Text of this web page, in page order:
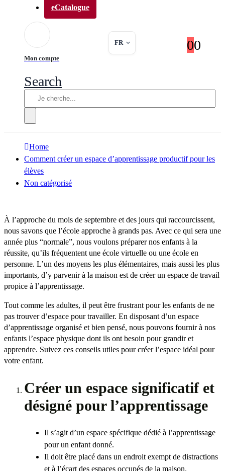
eCatalogue
Mon compte
FR 00
Search
Home
Comment créer un espace d’apprentissage productif pour les
élèves
Non catégorisé
À l’approche du mois de septembre et des jours qui raccourcissent,
nous savons que l’école approche à grands pas. Avec ce qui sera une
année plus “normale”, nous voulons préparer nos enfants à la
réussite, qu’ils fréquentent une école virtuelle ou une école en
personne. L’un des moyens les plus élémentaires, mais aussi les plus
importants, d’y parvenir à la maison est de créer un espace de travail
propice à l’apprentissage.
Tout comme les adultes, il peut être frustrant pour les enfants de ne
pas trouver d’espace pour travailler. En disposant d’un espace
d’apprentissage organisé et bien pensé, nous pouvons fournir à nos
enfants l’espace physique dont ils ont besoin pour grandir et
apprendre. Suivez ces conseils utiles pour créer l’espace idéal pour
votre enfant.
Créer un espace significatif et
désigné pour l’apprentissage
Il s’agit d’un espace spécifique dédié à l’apprentissage
pour un enfant donné.
Il doit être placé dans un endroit exempt de distractions
et à l’écart des espaces occupés de la maison.